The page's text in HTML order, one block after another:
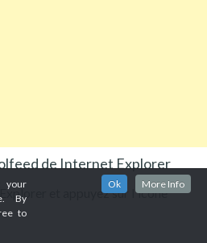
de Internet Explorer
et appuyez sur l'icône
your
By
to
Ok More Info